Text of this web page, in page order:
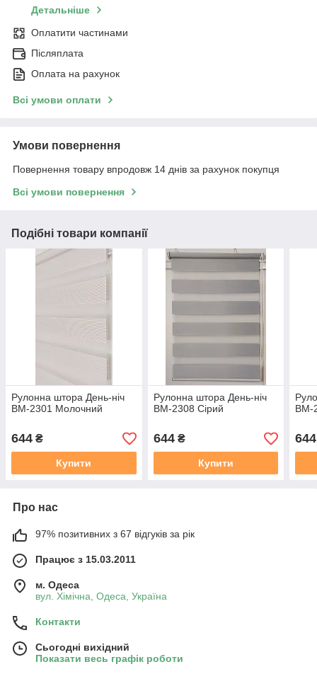
Детальніше
Оплатити частинами
Післяплата
Оплата на рахунок
Всі умови оплати
Умови повернення
Повернення товару впродовж 14 днів за рахунок покупця
Всі умови повернення
Подібні товари компанії
Рулонна штора День-ніч
ВМ-2301 Молочний
644 ₴
Купити
Рулонна штора День-ніч
ВМ-2308 Сірий
644₴
Купити
ВМ-
644
Про нас
97% позитивних з 67 відгуків за рік
Працює з 15.03.2011
м. Одеса
вул. Хiмiчна, Одеса, Україна
Контакти
Сьогодні вихідний
Показати весь графік роботи